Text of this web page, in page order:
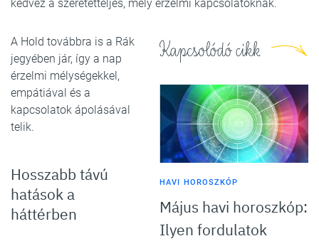
kedvez a szeretetteljes, mély érzelmi kapcsolatoknak.
Kapcsolódó cikk
HAVI HOROSZKÓP
Május havi horoszkóp:
Ilyen fordulatok
A Hold továbbra is a Rák
jegyében jár, így a nap
érzelmi mélységekkel,
empátiával és a
kapcsolatok ápolásával
telik.
Hosszabb távú
hatások a
háttérben